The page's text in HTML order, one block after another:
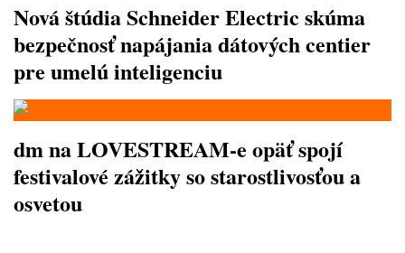
Nová štúdia Schneider Electric skúma
bezpečnosť napájania dátových centier
pre umelú inteligenciu
dm na LOVESTREAM-e opäť spojí
festivalové zážitky so starostlivosťou a
osvetou